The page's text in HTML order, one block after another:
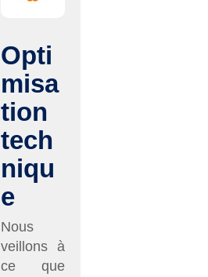
Opti
misa
tion
tech
niqu
e
Nous
veillons à
ce que